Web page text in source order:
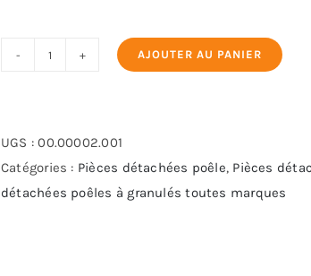
porte
sonde
de
AJOUTER AU PANIER
UGS :00.00002.001
Catégories : Pièces détachées poêle, Pièces
détachées poêles à granulés toutes marques